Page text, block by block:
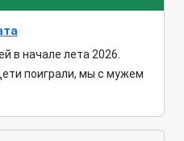
в начале лета 2026.
поиграли, мы с мужем